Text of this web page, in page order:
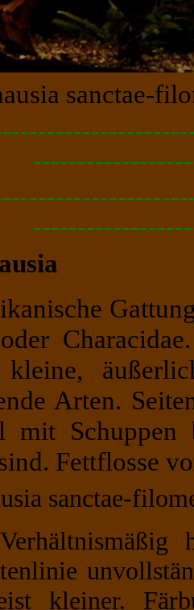
sanctae-
kleine,
Arten.
mit Schuppen
Fettflosse
sanctae-
kleiner.